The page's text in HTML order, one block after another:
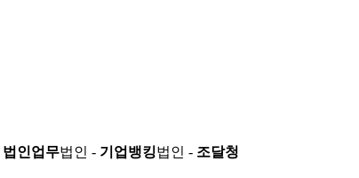
법인업무법인 - 기업뱅킹법인 - 조달청